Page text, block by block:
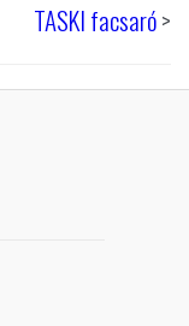
TASKI facsaró>